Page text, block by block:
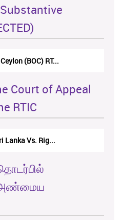
(BOC) RT...
Court of Appeal
RTIC
Lanka Vs. Rig...
அண்மைய